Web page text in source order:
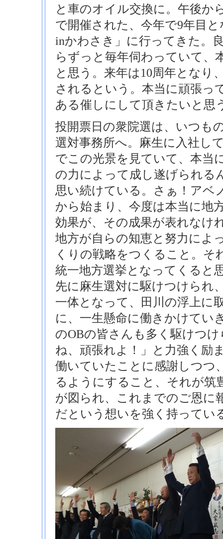
と車のオイル交換に。午後か
で開催された、今年で9年目
inかわさき」に行ってきた。
らずっと毎年伺わっていて、
と思う。来年は10周年となり
されるという。本当に頑張っ
ある催しにして頂きたいと思
投開票日の衆院選は、いつも
選対事務所へ。麻生に入社し
でこの光景を見ていて、本当
の力によって成し遂げられる
思い続けている。さぁ！アベ
から始まり、今度は本当に地
効果が、その成果が表れなけ
地方が自らの知恵と努力によ
くりの戦略をつくること。そ
統一地方選挙となってくると
先に麻生選対に駆けつけられ
一体となって、田川の浮上に
に、一生懸命に働きかけてい
のOBの皆さんも多く駆けつ
ね、頑張れよ！」と力強く励
働いていたことに感謝しつつ
るようにすること、それが筑
が図られ、これまでのご恩に
だという想いを強く持ってい